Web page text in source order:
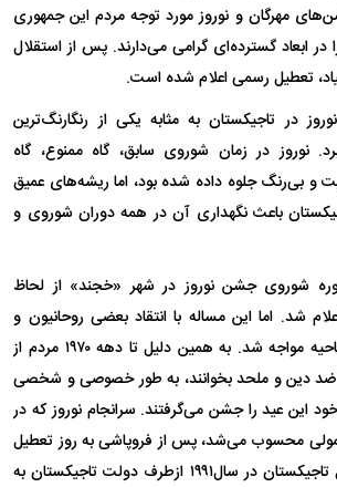
مهرگان و نوروز مورد توجه مردم این جمهوری
ابعاد گسترده‌ای گرامی می‌دارند. پس از استقلال
تعطیل رسمی اعلام شده است.
در تاجیکستان به مثابه یکی از رنگارنگ‌ترین
نوروز در زمان شوروی سابق، گاه ممنوع، گاه
و بی‌رنگ جلوه داده شده بود، اما ریشه‌های عمیق
باعث نگهداری آن در همه دوران شوروی و
۱۹۲۷ در دوره شوروی جشن نوروز در شهر «خجند» از لحاظ
شد. اما این مساله با انتقاد بعضی روحانیون و
رهبران کمونیست این ناحیه مواجه شد. به همین دلیل تا دهه ۱۹۷۰ مردم از
ضد دین و ملحد بخوانند، به طور خصوصی و شخصی
این عید را جشن می‌گرفتند. سرانجام نوروز که در
محسوب می‌شد، پس از فروپاشی به روز تعطیل
تبدیل و پس از استقلال تاجیکستان در سال۱۹۹۱ ازطرف دولت تاجیکستان به